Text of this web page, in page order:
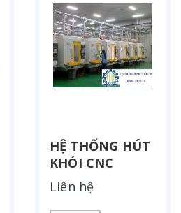
HỆ THỐNG HÚT
KHÓI CNC
Liên hệ